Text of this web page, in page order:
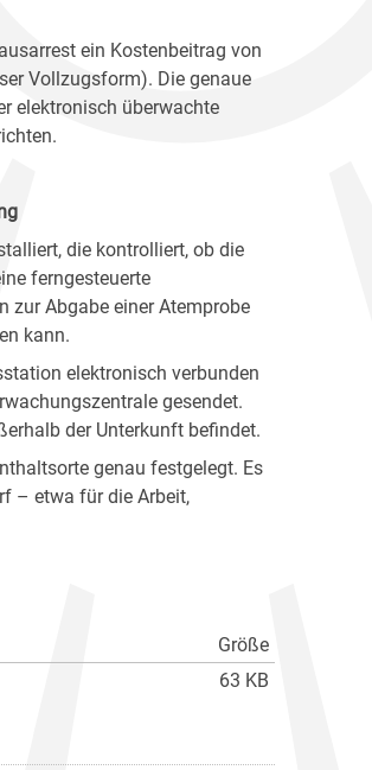
ein Kostenbeitrag von
Vollzugsform). Die genaue
elektronisch überwachte
die kontrolliert, ob die
ferngesteuerte
zur Abgabe einer Atemprobe
kann.
elektronisch verbunden
gesendet.
der Unterkunft befindet.
genau festgelegt. Es
– etwa für die Arbeit,
Größe
63 KB